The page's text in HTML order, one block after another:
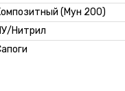
(Мун 200)
Нитрил